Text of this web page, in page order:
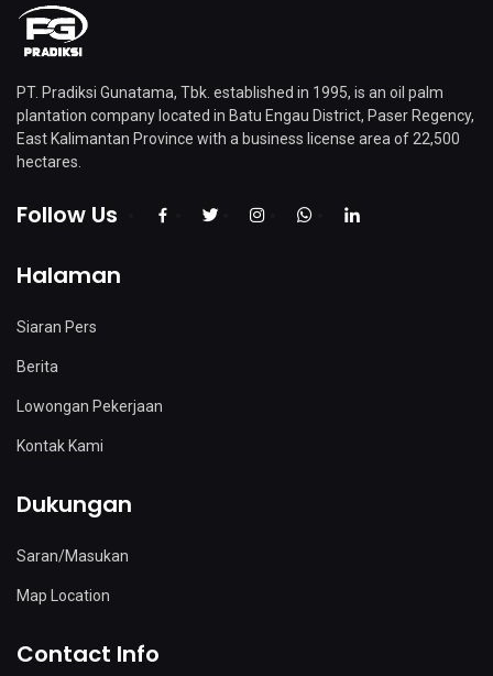
PT. Pradiksi Gunatama, Tbk. established in 1995, is an oil palm
plantation company located in Batu Engau District, Paser Regency,
East Kalimantan Province with a business license area of ​​22,500
hectares.
Follow Us
Halaman
Siaran Pers
Berita
Lowongan Pekerjaan
Kontak Kami
Dukungan
Saran/Masukan
Map Location
Contact Info